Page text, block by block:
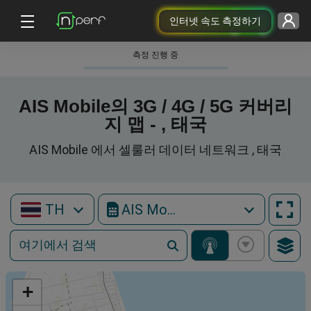
인터넷 속도 측정하기
측정 진행 중
AIS Mobile의 3G / 4G / 5G 커버리
지 맵 - , 태국
AIS Mobile 에서 셀룰러 데이터 네트워크 , 태국
TH AIS Mobile
+